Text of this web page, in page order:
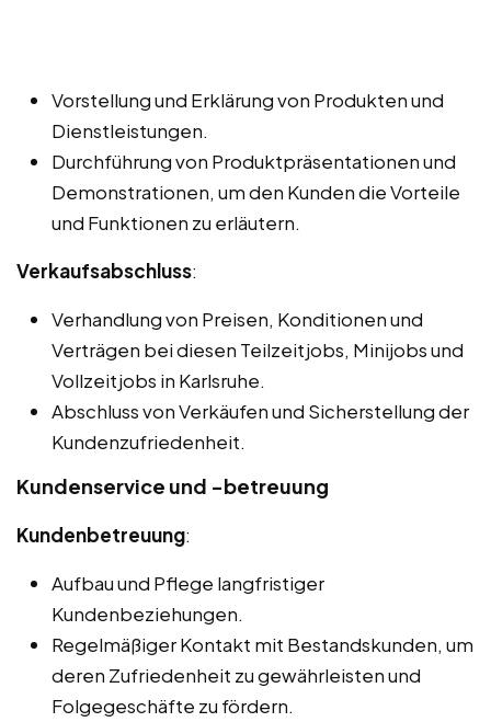
Vorstellung und Erklärung von Produkten und
Dienstleistungen.
Durchführung von Produktpräsentationen und
Demonstrationen, um den Kunden die Vorteile
und Funktionen zu erläutern.
Verkaufsabschluss:
Verhandlung von Preisen, Konditionen und
Verträgen bei diesen Teilzeitjobs, Minijobs und
Vollzeitjobs in Karlsruhe.
Abschluss von Verkäufen und Sicherstellung der
Kundenzufriedenheit.
Kundenservice und -betreuung
Kundenbetreuung:
Aufbau und Pflege langfristiger
Kundenbeziehungen.
Regelmäßiger Kontakt mit Bestandskunden, um
deren Zufriedenheit zu gewährleisten und
Folgegeschäfte zu fördern.